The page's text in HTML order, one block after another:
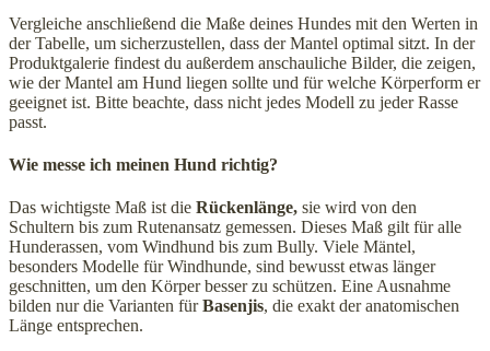
Vergleiche anschließend die Maße deines Hundes mit den Werten in
der Tabelle, um sicherzustellen, dass der Mantel optimal sitzt. In der
Produktgalerie findest du außerdem anschauliche Bilder, die zeigen,
wie der Mantel am Hund liegen sollte und für welche Körperform er
geeignet ist. Bitte beachte, dass nicht jedes Modell zu jeder Rasse
passt.
Wie messe ich meinen Hund richtig?
Das wichtigste Maß ist die Rückenlänge, sie wird von den
Schultern bis zum Rutenansatz gemessen. Dieses Maß gilt für alle
Hunderassen, vom Windhund bis zum Bully. Viele Mäntel,
besonders Modelle für Windhunde, sind bewusst etwas länger
geschnitten, um den Körper besser zu schützen. Eine Ausnahme
bilden nur die Varianten fürBasenjis, die exakt der anatomischen
Länge entsprechen.